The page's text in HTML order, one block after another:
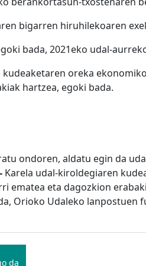
bigarren hiruhilekoaren
bada, 2021eko udal-
oreka
hartzea, egoki bada.
ondoren, aldatu egin da
Karela udal-kiroldegiaren
ematea eta dagozkion
Orioko Udaleko lanpostuen
da